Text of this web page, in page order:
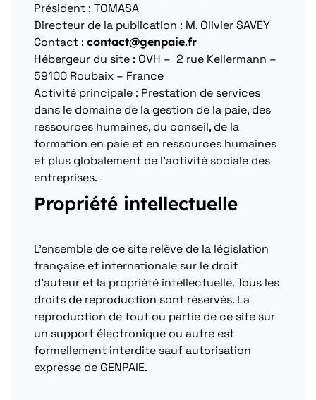
Président : TOMASA
Directeur de la publication : M. Olivier SAVEY
Contact : contact@genpaie.fr
Hébergeur du site : OVH – 2 rue Kellermann –
59100 Roubaix – France
Activité principale : Prestation de services
dans le domaine de la gestion de la paie, des
ressources humaines, du conseil, de la
formation en paie et en ressources humaines
et plus globalement de l’activité sociale des
entreprises.
Propriété intellectuelle
L’ensemble de ce site relève de la législation
française et internationale sur le droit
d’auteur et la propriété intellectuelle. Tous les
droits de reproduction sont réservés. La
reproduction de tout ou partie de ce site sur
un support électronique ou autre est
formellement interdite sauf autorisation
expresse de GENPAIE.